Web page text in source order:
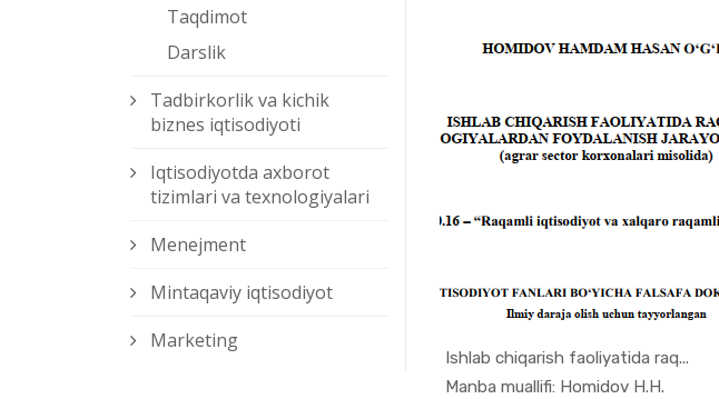
Taqdimot
Darslik
Tadbirkorlik va kichik
biznes iqtisodiyoti
Iqtisodiyotda axborot
tizimlari va texnologiyalari
Menejment
Mintaqaviy iqtisodiyot
Marketing
Ishlab chiqarish faoliyatida raq...
Manba muallifi: Homidov H.H.In Monogra...